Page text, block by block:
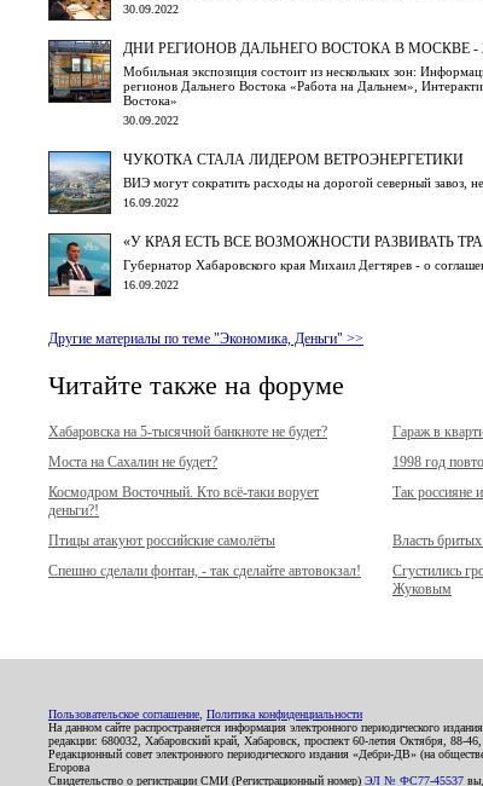
30.09.2022
ДНИ РЕГИОНОВ ДАЛЬНЕГО ВОСТОКА В МОСКВЕ -
Мобильная экспозиция состоит из нескольких зон:
регионов Дальнего Востока «Работа на Дальнем»,
Востока»
30.09.2022
ЧУКОТКА СТАЛА ЛИДЕРОМ ВЕТРОЭНЕРГЕТИКИ
ВИЭ могут сократить расходы на дорогой северный завоз,
16.09.2022
«У КРАЯ ЕСТЬ ВСЕ ВОЗМОЖНОСТИ РАЗВИВАТЬ
Губернатор Хабаровского края Михаил Дегтярев - о
16.09.2022
Другие материалы по теме "Экономика, Деньги" >>
Читайте также на форуме
Хабаровска на 5-тысячной банкноте не будет?
Гараж в
Моста на Сахалин не будет?
1998 год
Космодром Восточный. Кто всё-таки ворует
деньги?!
Так россияне
Птицы атакуют российские самолёты
Власть
Спешно сделали фонтан, - так сделайте автовокзал!
Сгустились
Жуковым
Пользовательское соглашение Политика конфиденциальности
На данном сайте распространяется информация электронного периодического
редакции: 680032, Хабаровский край, Хабаровск, проспект 60-летия Октября, 88-
Редакционный совет электронного периодического издания «Дебри-ДВ»
Егорова
Свидетельство о регистрации СМИ (Регистрационный номер) ЭЛ № ФС77-45537